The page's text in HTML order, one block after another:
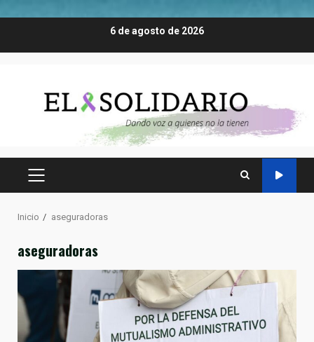
6 de agosto de 2026
MENÚ
Inicio aseguradoras
aseguradoras